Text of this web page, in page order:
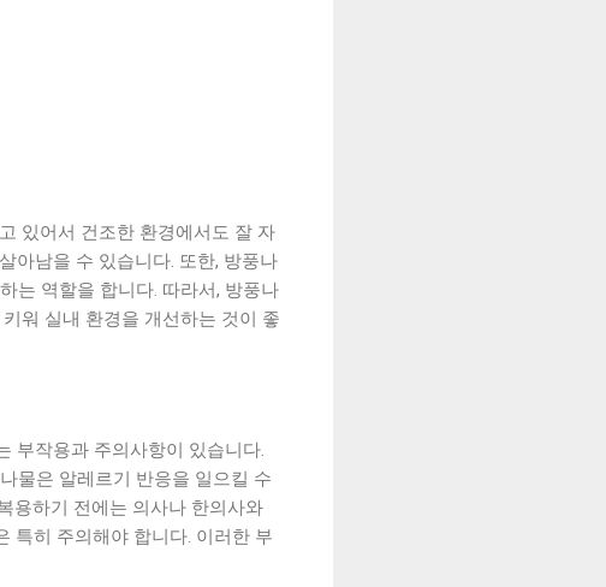
있어서 건조한 환경에서도 잘 자
아남을 수 있습니다. 또한, 방풍나
는 역할을 합니다. 따라서, 방풍나
워 실내 환경을 개선하는 것이 좋
부작용과 주의사항이 있습니다.
물은 알레르기 반응을 일으킬 수
용하기 전에는 의사나 한의사와
특히 주의해야 합니다. 이러한 부